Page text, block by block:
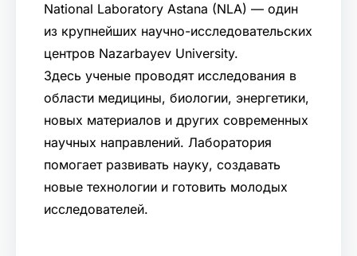
National Laboratory Astana (NLA) — один
из крупнейших научно-исследовательских
центров Nazarbayev University.
Здесь ученые проводят исследования в
области медицины, биологии, энергетики,
новых материалов и других современных
научных направлений. Лаборатория
помогает развивать науку, создавать
новые технологии и готовить молодых
исследователей.